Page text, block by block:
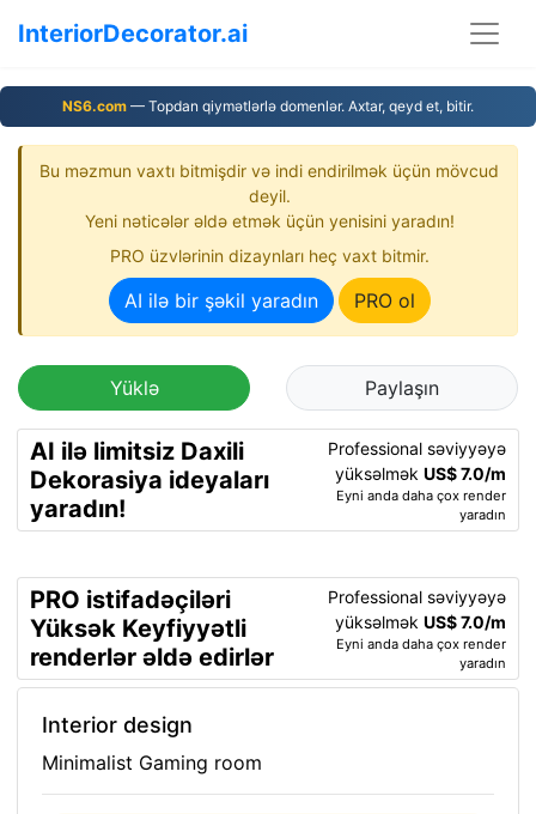
InteriorDecorator.ai
NS6.com — Topdan qiymətlərlə domenlər. Axtar, qeyd et, bitir.
Bu məzmun vaxtı bitmişdir və indi endirilmək üçün mövcud
deyil.
Yeni nəticələr əldə etmək üçün yenisini yaradın!
PRO üzvlərinin dizaynları heç vaxt bitmir.
AI ilə bir şəkil yaradın PRO ol
Yüklə Paylaşın
AI ilə limitsiz Daxili
Dekorasiya ideyaları
yaradın!
Professional səviyyəyə
yüksəlmək US$ 7.0/m
Eyni anda daha çox render
yaradın
PRO istifadəçiləri
Yüksək Keyfiyyətli
renderlər əldə edirlər
Professional səviyyəyə
yüksəlmək US$ 7.0/m
Eyni anda daha çox render
yaradın
Interior design
Minimalist Gaming room